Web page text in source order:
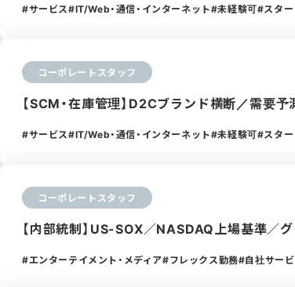
サービス IT/Web・通信・インターネット 未経験可 スタ
コーポレートスタッフ
【SCM・在庫管理】D2Cブランド横断／需要
サービス IT/Web・通信・インターネット 未経験可 スタ
コーポレートスタッフ
【内部統制】US-SOX／NASDAQ上場基準／
エンターテイメント・メディア フレックス勤務 自社サー